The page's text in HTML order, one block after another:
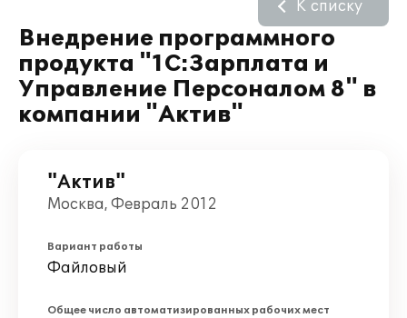
Внедрение программного
продукта "1С:Зарплата и
Управление Персоналом 8" в
компании "Актив"
К списку
"Актив"
Москва, Февраль 2012
Вариант работы
Файловый
Общее число автоматизированных рабочих мест